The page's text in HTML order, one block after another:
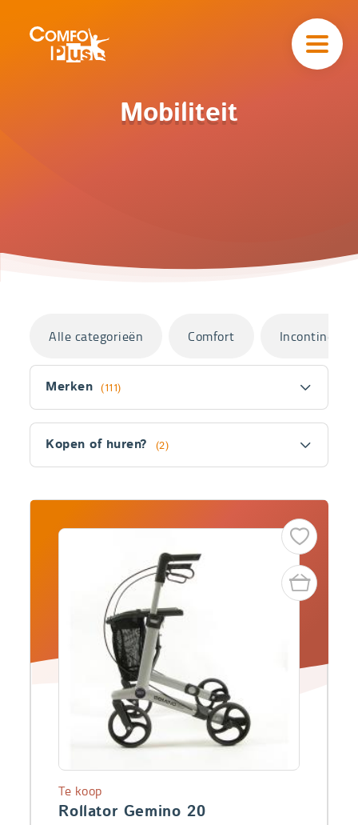
Mobiliteit
navigatieComfoPlus
section
Filter
Merken (111)
Kopen of huren? (2)
Alle categorieën Comfort Incontinentie
Producten
Rollator Gemino 20
Te koop